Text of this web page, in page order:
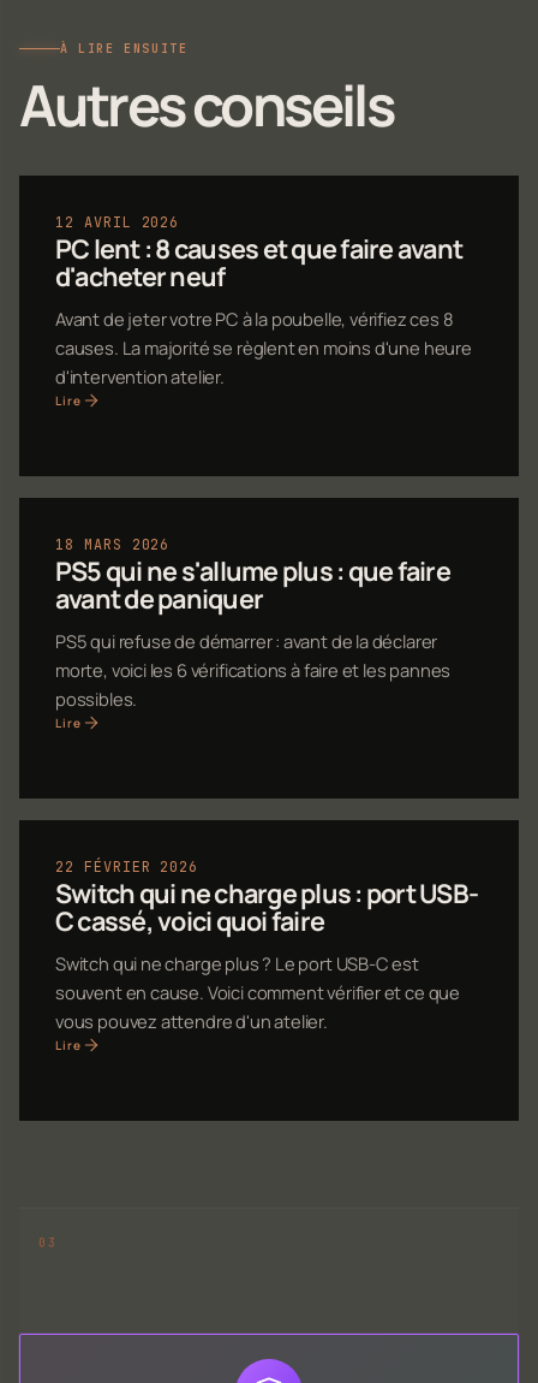
À LIRE ENSUITE
Autres conseils
12 AVRIL 2026
PC lent : 8 causes et que faire avant
d'acheter neuf
Avant de jeter votre PC à la poubelle, vérifiez ces 8
causes. La majorité se règlent en moins d'une heure
d'intervention atelier.
Lire
18 MARS 2026
PS5 qui ne s'allume plus : que faire
avant de paniquer
PS5 qui refuse de démarrer : avant de la déclarer
morte, voici les 6 vérifications à faire et les pannes
possibles.
Lire
22 FÉVRIER 2026
Switch qui ne charge plus : port USB-
C cassé, voici quoi faire
Switch qui ne charge plus ? Le port USB-C est
souvent en cause. Voici comment vérifier et ce que
vous pouvez attendre d'un atelier.
Lire